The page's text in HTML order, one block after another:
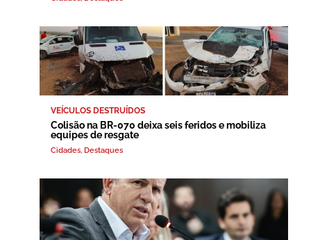
VEÍCULOS DESTRUÍDOS
Colisão na BR-070 deixa seis feridos e mobiliza
equipes de resgate
Cidades Destaques